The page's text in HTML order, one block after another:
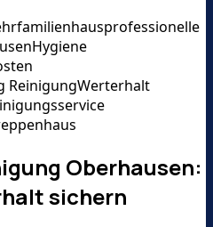
professionelle
Hygiene
ReinigungWerterhalt
Oberhausen:
sichern